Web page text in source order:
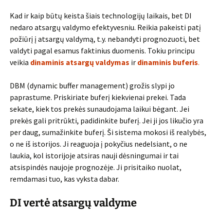
Kad ir kaip būtų keista šiais technologijų laikais, bet DI
nedaro atsargų valdymo efektyvesniu. Reikia pakeisti patį
požiūrį į atsargų valdymą, t.y. nebandyti prognozuoti, bet
valdyti pagal esamus faktinius duomenis. Tokiu principu
veikia dinaminis atsargų valdymas ir dinaminis buferis.
DBM (dynamic buffer management) grožis slypi jo
paprastume. Priskiriate buferį kiekvienai prekei. Tada
sekate, kiek tos prekės sunaudojama laikui bėgant. Jei
prekės gali pritrūkti, padidinkite buferį. Jei ji jos likučio yra
per daug, sumažinkite buferį. Ši sistema mokosi iš realybės,
o ne iš istorijos. Ji reaguoja į pokyčius nedelsiant, o ne
laukia, kol istorijoje atsiras nauji dėsningumai ir tai
atsispindės naujoje prognozėje. Ji prisitaiko nuolat,
remdamasi tuo, kas vyksta dabar.
DI vertė atsargų valdyme